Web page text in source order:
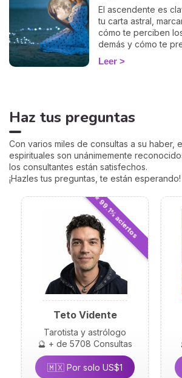
El ascendente es
tu carta astral,
cómo te perciben
demás y cómo te
al mundo. Con
cálculo gratuito y
zodiacal y en cómo te
relacionas con los
fascinante aspecto
astrología y
tu horóscopo desde
perspectiva
Leer
Haz tus preguntas
Con varios miles de consultas a su haber,
espirituales son unánimemente
los consultantes están satisfechos.
¡Hazles tus preguntas, te están esperando!
⭐ 99.1% aciertos
Teto Vidente
Tarotista y astrólogo
🔮 + de 5708 Consultas
🇲🇽 Por solo US$1